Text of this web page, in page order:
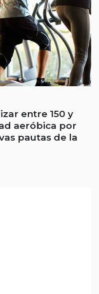
entre 150 y
aeróbica por
pautas de la